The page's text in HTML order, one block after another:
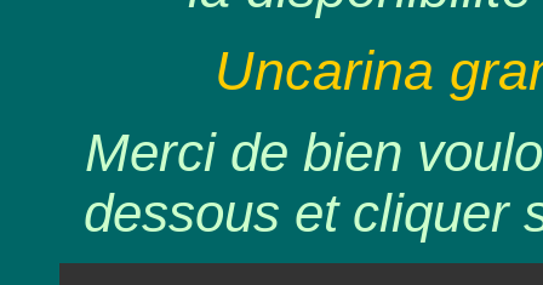
Uncarina
Merci de bien
dessous et cliquer